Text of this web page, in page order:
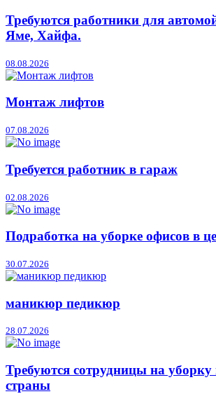
Требуются работники для
Яме, Хайфа.
08.08.2026
Монтаж лифтов
07.08.2026
Требуется работник в гараж
02.08.2026
Подработка на уборке офисов в
30.07.2026
маникюр педикюр
28.07.2026
Требуются сотрудницы на уборку
страны